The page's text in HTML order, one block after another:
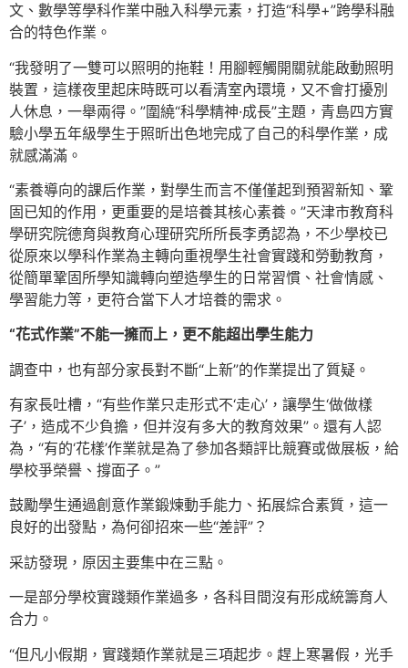
文、數學等學科作業中融入科學元素，打造“科學+”跨學科融
合的特色作業。
“我發明了一雙可以照明的拖鞋！用腳輕觸開關就能啟動照明
裝置，這樣夜里起床時既可以看清室內環境，又不會打擾別
人休息，一舉兩得。”圍繞“科學精神·成長”主題，青島四方實
驗小學五年級學生于照昕出色地完成了自己的科學作業，成
就感滿滿。
“素養導向的課后作業，對學生而言不僅僅起到預習新知、鞏
固已知的作用，更重要的是培養其核心素養。”天津市教育科
學研究院德育與教育心理研究所所長李勇認為，不少學校已
從原來以學科作業為主轉向重視學生社會實踐和勞動教育，
從簡單鞏固所學知識轉向塑造學生的日常習慣、社會情感、
學習能力等，更符合當下人才培養的需求。
“花式作業”不能一擁而上，更不能超出學生能力
調查中，也有部分家長對不斷“上新”的作業提出了質疑。
有家長吐槽，“有些作業只走形式不‘走心’，讓學生‘做做樣
子’，造成不少負擔，但并沒有多大的教育效果”。還有人認
為，“有的‘花樣’作業就是為了參加各類評比競賽或做展板，給
學校爭榮譽、撐面子。”
鼓勵學生通過創意作業鍛煉動手能力、拓展綜合素質，這一
良好的出發點，為何卻招來一些“差評”？
采訪發現，原因主要集中在三點。
一是部分學校實踐類作業過多，各科目間沒有形成統籌育人
合力。
“但凡小假期，實踐類作業就是三項起步。趕上寒暑假，光手